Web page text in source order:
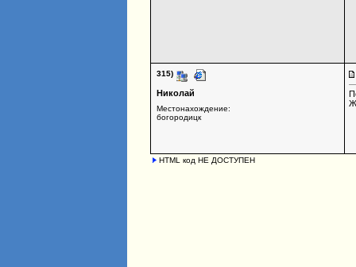
315)
Николай
Местонахождение:
богородицк
HTML код НЕ ДОСТУПЕН